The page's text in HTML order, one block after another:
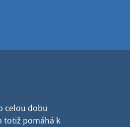
celou dobu
totiž pomáhá k